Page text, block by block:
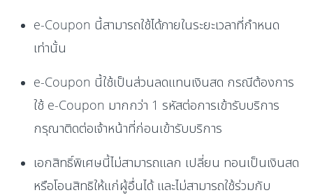
e-Coupon นี้สามารถใช้ได้ภายในระยะเวลาที่กำหนด
เท่านั้น
e-Coupon นี้ใช้เป็นส่วนลดแทนเงินสด กรณีต้องการ
ใช้ e-Coupon มากกว่า 1 รหัสต่อการเข้ารับบริการ
กรุณาติดต่อเจ้าหน้าที่ก่อนเข้ารับบริการ
เอกสิทธิ์พิเศษนี้ไม่สามารถแลก เปลี่ยน ทอนเป็นเงินสด
หรือโอนสิทธิให้แก่ผู้อื่นได้ และไม่สามารถใช้ร่วมกับ